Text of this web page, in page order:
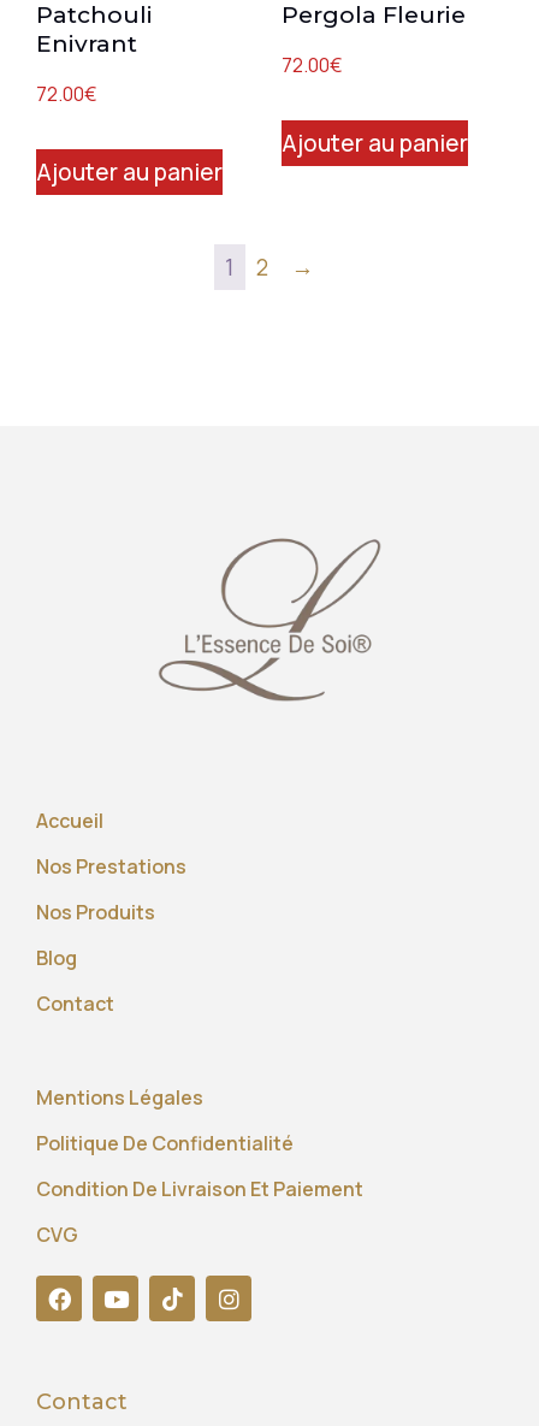
Patchouli
Enivrant
72.00€
Ajouter au panier
Pergola Fleurie
72.00€
Ajouter au panier
1 2 →
Accueil
Nos Prestations
Nos Produits
Blog
Contact
Mentions Légales
Politique De Confidentialité
Condition De Livraison Et Paiement
CVG
Contact